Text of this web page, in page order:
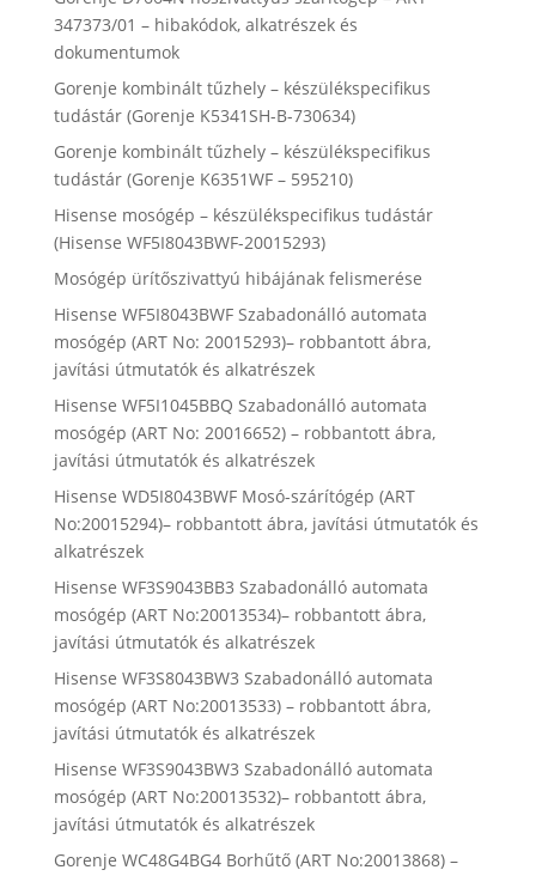
347373/01 – hibakódok, alkatrészek és
dokumentumok
Gorenje kombinált tűzhely – készülékspecifikus
tudástár (Gorenje K5341SH-B-730634)
Gorenje kombinált tűzhely – készülékspecifikus
tudástár (Gorenje K6351WF – 595210)
Hisense mosógép – készülékspecifikus tudástár
(Hisense WF5I8043BWF-20015293)
Mosógép ürítőszivattyú hibájának felismerése
Hisense WF5I8043BWF Szabadonálló automata
mosógép (ART No: 20015293)– robbantott ábra,
javítási útmutatók és alkatrészek
Hisense WF5I1045BBQ Szabadonálló automata
mosógép (ART No: 20016652) – robbantott ábra,
javítási útmutatók és alkatrészek
Hisense WD5I8043BWF Mosó-szárítógép (ART
No:20015294)– robbantott ábra, javítási útmutatók és
alkatrészek
Hisense WF3S9043BB3 Szabadonálló automata
mosógép (ART No:20013534)– robbantott ábra,
javítási útmutatók és alkatrészek
Hisense WF3S8043BW3 Szabadonálló automata
mosógép (ART No:20013533) – robbantott ábra,
javítási útmutatók és alkatrészek
Hisense WF3S9043BW3 Szabadonálló automata
mosógép (ART No:20013532)– robbantott ábra,
javítási útmutatók és alkatrészek
Gorenje WC48G4BG4 Borhűtő (ART No:20013868) –